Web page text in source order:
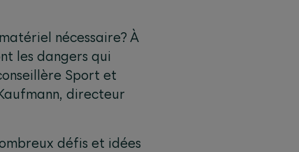
nécessaire? À
les dangers qui
Sport et
directeur
défis et idées